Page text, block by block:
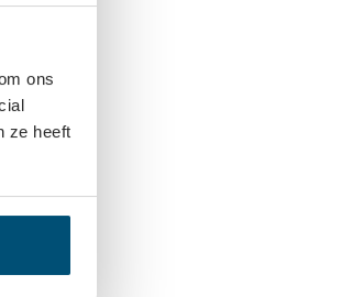
ons
ze heeft